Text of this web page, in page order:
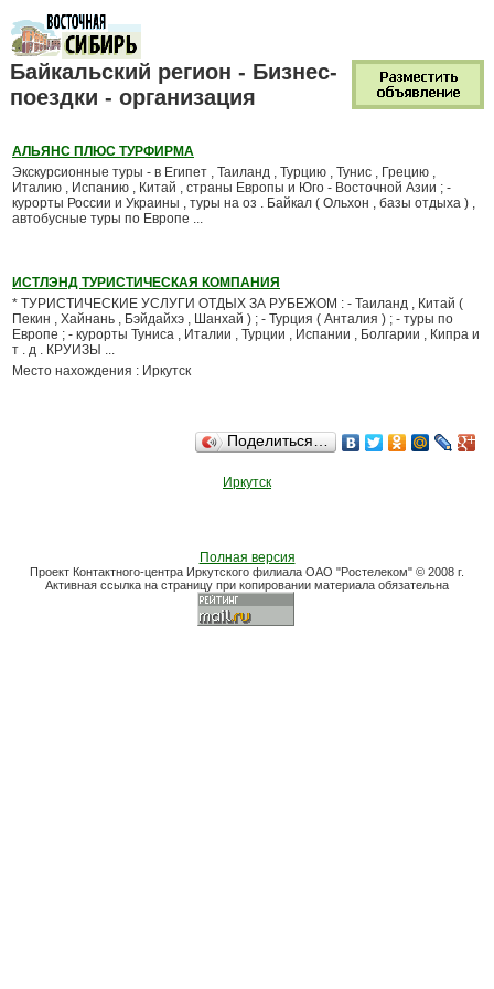
Байкальский регион - Бизнес-
поездки - организация
АЛЬЯНС ПЛЮС ТУРФИРМА
Экскурсионные туры - в Египет , Таиланд , Турцию , Тунис , Грецию ,
Италию , Испанию , Китай , страны Европы и Юго - Восточной Азии ; -
курорты России и Украины , туры на оз . Байкал ( Ольхон , базы отдыха ) ,
автобусные туры по Европе ...
ИСТЛЭНД ТУРИСТИЧЕСКАЯ КОМПАНИЯ
* ТУРИСТИЧЕСКИЕ УСЛУГИ ОТДЫХ ЗА РУБЕЖОМ : - Таиланд , Китай (
Пекин , Хайнань , Бэйдайхэ , Шанхай ) ; - Турция ( Анталия ) ; - туры по
Европе ; - курорты Туниса , Италии , Турции , Испании , Болгарии , Кипра и
т . д . КРУИЗЫ ...
Место нахождения : Иркутск
Поделиться…
Иркутск
Полная версия
Проект Контактного-центра Иркутского филиала ОАО "Ростелеком" © 2008 г.
Активная ссылка на страницу при копировании материала обязательна